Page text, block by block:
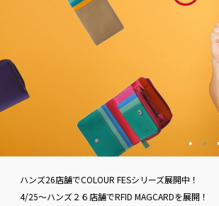
ハンズ26店舗でCOLOUR FESシリーズ展開中！
4/25〜ハンズ２６店舗でRFID MAGCARDを展開！